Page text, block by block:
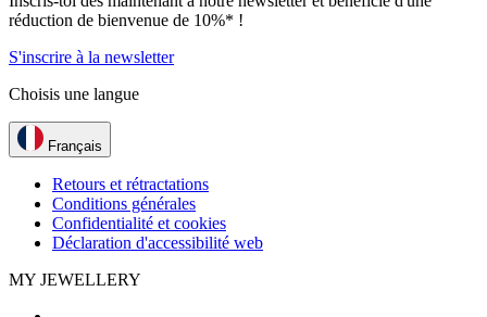
réduction de bienvenue de 10%* !
S'inscrire à la newsletter
Choisis une langue
Français
Retours et rétractations
Conditions générales
Confidentialité et cookies
Déclaration d'accessibilité web
MY JEWELLERY